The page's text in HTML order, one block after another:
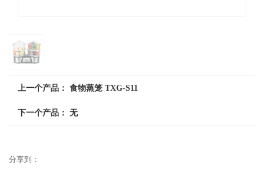
上一个产品： 食物蒸笼 TXG-S11
下一个产品： 无
分享到：